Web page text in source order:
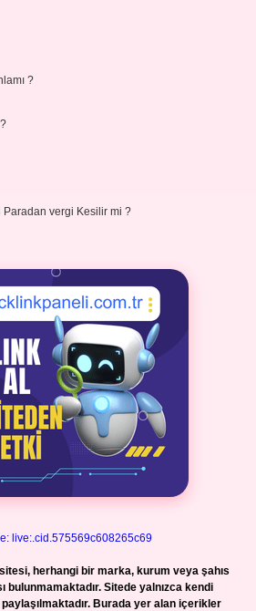
?
vergi Kesilir mi ?
live:.cid.575569c608265c69
herhangi bir marka, kurum veya şahıs
bulunmamaktadır. Sitede yalnızca kendi
paylaşılmaktadır. Burada yer alan içerikler